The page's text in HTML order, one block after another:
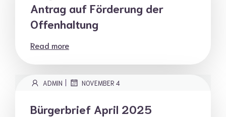
Antrag auf Förderung der
Offenhaltung
Read more
ADMIN | NOVEMBER 4
Bürgerbrief April 2025